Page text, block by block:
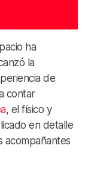
ha
la
de
contar
, el físico y
en detalle
acompañantes